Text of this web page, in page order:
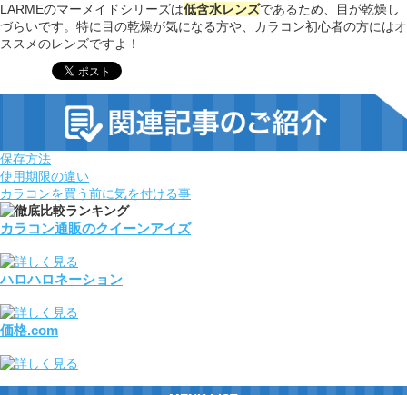
LARMEのマーメイドシリーズは低含水レンズであるため、目が乾燥し
づらいです。特に目の乾燥が気になる方や、カラコン初心者の方にはオ
ススメのレンズですよ！
保存方法
使用期限の違い
カラコンを買う前に気を付ける事
カラコン通販のクイーンアイズ
ハロハロネーション
価格.com